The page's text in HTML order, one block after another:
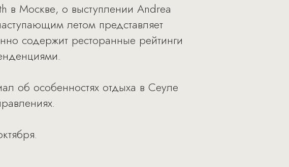
в Москве, о выступлении Andrea
летом представляет
содержит ресторанные рейтинги
об особенностях отдыха в Сеуле